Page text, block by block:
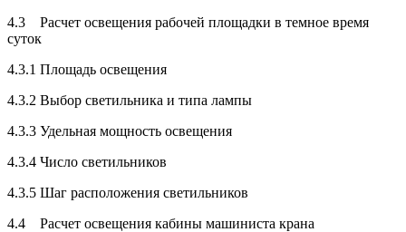
4.3 Расчет освещения рабочей площадки в темное время
суток
4.3.1 Площадь освещения
4.3.2 Выбор светильника и типа лампы
4.3.3 Удельная мощность освещения
4.3.4 Число светильников
4.3.5 Шаг расположения светильников
4.4 Расчет освещения кабины машиниста крана